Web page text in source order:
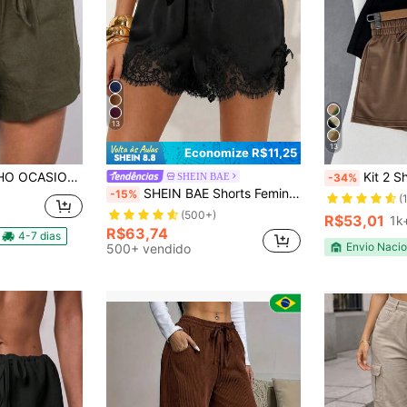
COM BOLSA
4-7 dias
13
Economize R$11,25
SHEIN BAE
-15% SHEIN BAE Shorts Femininos de Cor Sólida com Amarração na Cintura e Renda Contrastante
(500+)
R$63,74
500+ vendido
13
-34% Kit 2 Short Feminino
R$53,01
Envio